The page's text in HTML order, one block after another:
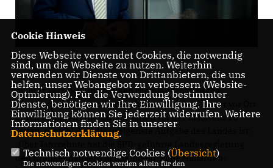
In ihrer Verzweiflung denken rheinland-pfälzische
Kommunen akut darüber nach, ihre Krankenhäuser vor Ort
durch Beihilfen oder Bürgschaften vor der Insolvenz zu
retten, obwohl dies die ureigenste Aufgabe des Landes ist:
den Krankenhäusern in Rheinland-Pfalz Milliarden-
Cookie Hinweis
Diese Webseite verwendet Cookies, die notwendig
sind, um die Webseite zu nutzen. Weiterhin
verwenden wir Dienste von Drittanbietern, die uns
helfen, unser Webangebot zu verbessern (Website-
Optmierung). Für die Verwendung bestimmter
Dienste, benötigen wir Ihre Einwilligung. Ihre
Einwilligung können Sie jederzeit widerrufen. Weitere
Informationen finden Sie in unserer
Datenschutzerklärung.
Technisch notwendige Cookies (Übersicht)
Die notwendigen Cookies werden allein für den